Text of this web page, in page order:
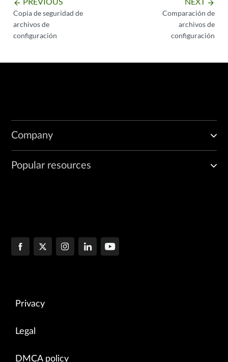
arrow_backward
Copia de seguridad de
archivos de
configuración
arrow_forward
Comparación de
archivos de
configuración
Company
Popular resources
Privacy
Legal
DMCA policy